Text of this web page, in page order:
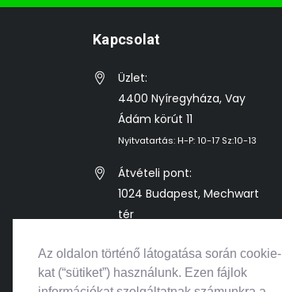
Az oldalon történő látogatása során cookie-
kat (“sütiket”) használunk. Ezen fájlok
Kapcsolat
Üzlet:
4400 Nyíregyháza, Vay
Ádám körút 11
Nyitvatartás: H-P: 10-17 Sz:10-13
Átvételi pont:
1024 Budapest, Mechwart
tér
info@bestkonzol.hu